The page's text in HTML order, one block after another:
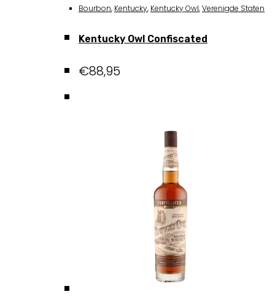
Bourbon, Kentucky, Kentucky Owl,Verenigde Staten
Kentucky Owl Confiscated
€88,95